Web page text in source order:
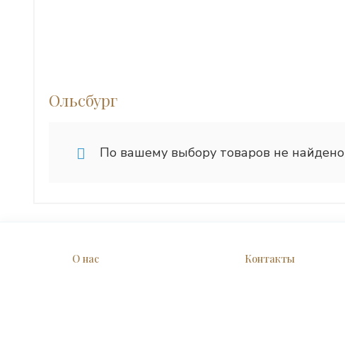
Ольсбург
По вашему выбору товаров не найдено
О нас Контакты